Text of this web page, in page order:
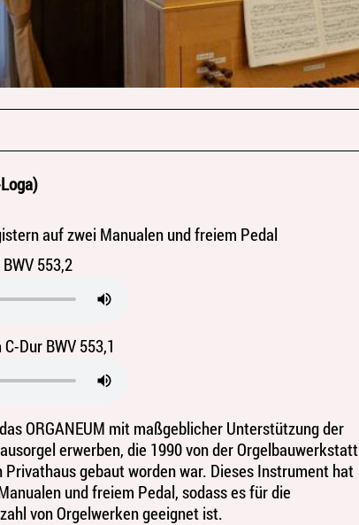
auf zwei Manualen und freiem Pedal
553,2
Dur BWV 553,1
ORGANEUM mit maßgeblicher Unterstützung der
erwerben, die 1990 von der Orgelbauwerkstatt
gebaut worden war. Dieses Instrument hat
und freiem Pedal, sodass es für die
von Orgelwerken geeignet ist.